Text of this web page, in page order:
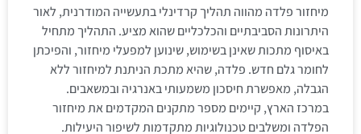
מיחזור פלדה מהווה תהליך קרדינלי בתעשייה המודרנית, לאור
היתרונות הסביבתיים והכלכליים שהוא מציע. התהליך מתחיל
באיסוף מתכות שאינן בשימוש, שינוען למפעלי מיחזור, והפיכתן
לחומר גלם חדש. פלדה, שהיא מתכת הניתנת למיחזור ללא
הגבלה, מאפשרת חיסכון משמעותי באנרגיה ובמשאבים.
במרכז הארץ, קיימים מספר מתקנים המקדמים את מיחזור
הפלדה ומשלבים טכנולוגיות מתקדמות לשיפור היעילות.